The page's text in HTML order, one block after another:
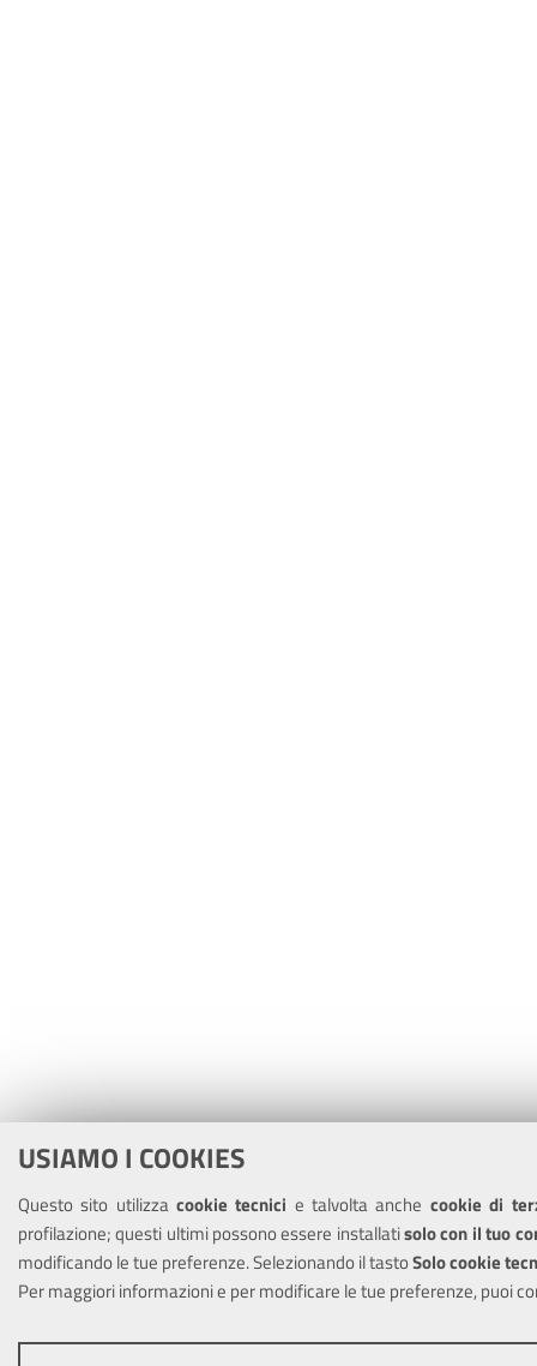
USIAMO I COOKIES
Questo sito utilizzacookie tecnici e talvolta anche cookie di
profilazione; questi ultimi possono essere installatisolo con il tuo
modificando le tue preferenze. Selezionando il tastoSolo cookie
Per maggiori informazioni e per modificare le tue preferenze, puoi